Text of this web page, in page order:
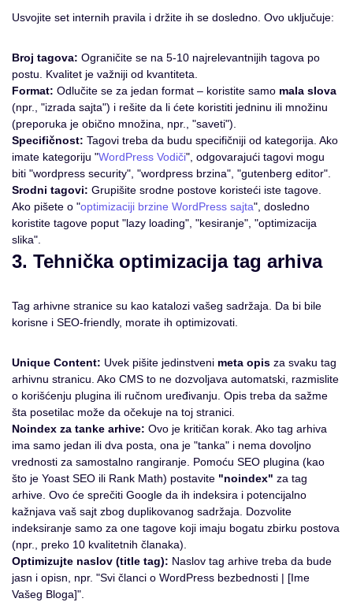
Usvojite set internih pravila i držite ih se dosledno. Ovo uključuje:
Broj tagova: Ograničite se na 5-10 najrelevantnijih tagova po
postu. Kvalitet je važniji od kvantiteta.
Format: Odlučite se za jedan format – koristite samo mala slova
(npr., "izrada sajta") i rešite da li ćete koristiti jedninu ili množinu
(preporuka je obično množina, npr., "saveti").
Specifičnost: Tagovi treba da budu specifičniji od kategorija. Ako
imate kategoriju "WordPress Vodiči", odgovarajući tagovi mogu
biti "wordpress security", "wordpress brzina", "gutenberg editor".
Srodni tagovi: Grupišite srodne postove koristeći iste tagove.
Ako pišete o "optimizaciji brzine WordPress sajta", dosledno
koristite tagove poput "lazy loading", "kesiranje", "optimizacija
slika".
3. Tehnička optimizacija tag arhiva
Tag arhivne stranice su kao katalozi vašeg sadržaja. Da bi bile
korisne i SEO-friendly, morate ih optimizovati.
Unique Content: Uvek pišite jedinstveni meta opis za svaku tag
arhivnu stranicu. Ako CMS to ne dozvoljava automatski, razmislite
o korišćenju plugina ili ručnom uređivanju. Opis treba da sažme
šta posetilac može da očekuje na toj stranici.
Noindex za tanke arhive: Ovo je kritičan korak. Ako tag arhiva
ima samo jedan ili dva posta, ona je "tanka" i nema dovoljno
vrednosti za samostalno rangiranje. Pomoću SEO plugina (kao
što je Yoast SEO ili Rank Math) postavite "noindex" za tag
arhive. Ovo će sprečiti Google da ih indeksira i potencijalno
kažnjava vaš sajt zbog duplikovanog sadržaja. Dozvolite
indeksiranje samo za one tagove koji imaju bogatu zbirku postova
(npr., preko 10 kvalitetnih članaka).
Optimizujte naslov (title tag): Naslov tag arhive treba da bude
jasn i opisn, npr. "Svi članci o WordPress bezbednosti | [Ime
Vašeg Bloga]".